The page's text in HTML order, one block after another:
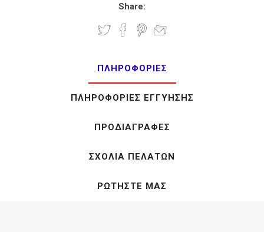
Share:
ΠΛΗΡΟΦΟΡΊΕΣ
ΠΛΗΡΟΦΟΡΊΕΣ ΕΓΓΎΗΣΗΣ
ΠΡΟΔΙΑΓΡΑΦΈΣ
ΣΧΌΛΙΑ ΠΕΛΑΤΏΝ
ΡΩΤΉΣΤΕ ΜΑΣ